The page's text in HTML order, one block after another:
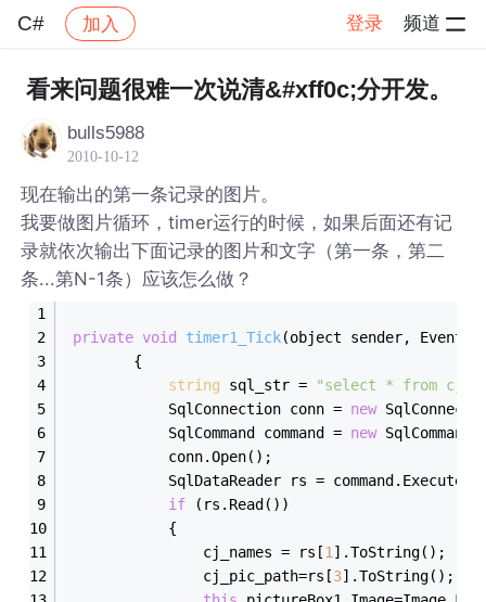
C# 加入 登录 频道
社区 C# 帖子详情
看来问题很难一次说清&#xff0c;分开发。
bulls5988
2010-10-12
现在输出的第一条记录的图片。
我要做图片循环，timer运行的时候，如果后面还有记
录就依次输出下面记录的图片和文字（第一条，第二
条...第N-1条）应该怎么做？
private void timer1_Tick(object sender,
        {
string sql_str =
"select * from
            SqlConnection conn =
new
            SqlCommand command =
new
            conn.Open();
SqlDataReader rs =
if (rs.Read())
            {
                cj_names = rs[
1 ].ToString();
                cj_pic_path=rs[
3].ToString();